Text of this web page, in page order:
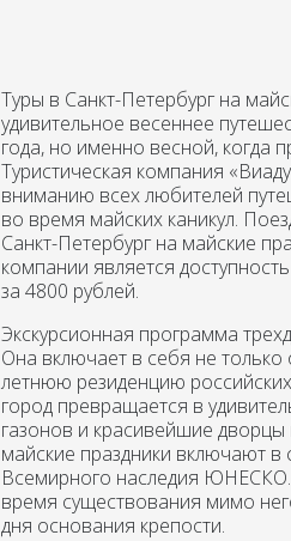
Туры в Санкт-Петербург на
удивительное весеннее
года, но именно весной, когда
Туристическая компания
вниманию всех любителей
во время майских каникул.
Санкт-Петербург на майские
компании является
за 4800 рублей.
Экскурсионная программа
Она включает в себя не
летнюю резиденцию
город превращается в
газонов и красивейшие
майские праздники включают
Всемирного наследия ЮНЕСКО.
время существования мимо
дня основания крепости.